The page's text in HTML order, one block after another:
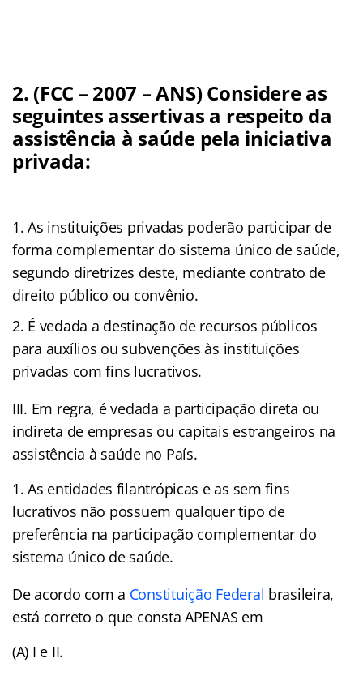
2. (FCC – 2007 – ANS) Considere as
seguintes assertivas a respeito da
assistência à saúde pela iniciativa
privada:
As instituições privadas poderão participar de
forma complementar do sistema único de saúde,
segundo diretrizes deste, mediante contrato de
direito público ou convênio.
É vedada a destinação de recursos públicos
para auxílios ou subvenções às instituições
privadas com fins lucrativos.
III. Em regra, é vedada a participação direta ou
indireta de empresas ou capitais estrangeiros na
assistência à saúde no País.
As entidades filantrópicas e as sem fins
lucrativos não possuem qualquer tipo de
preferência na participação complementar do
sistema único de saúde.
De acordo com a Constituição Federal brasileira,
está correto o que consta APENAS em
(A) I e II.